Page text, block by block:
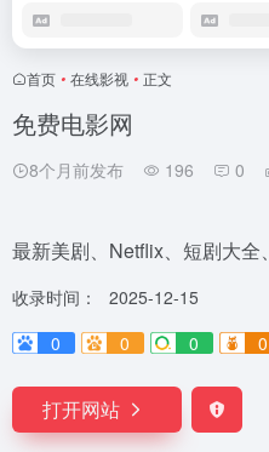
首页 • 在线影视 • 正文
免费电影网
8个月前发布 196 0
最新美剧、Netflix、短剧大全
收录时间：
2025-12-15
0
0 0 0
打开网站